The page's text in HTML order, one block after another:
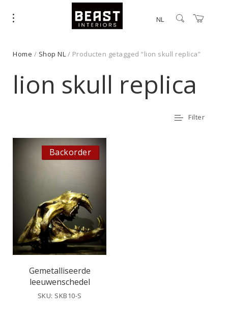
NL
Home / Shop NL / Producten getagged “lion skull replica”
lion skull replica
Filter
Backorder
Gemetalliseerde
leeuwenschedel
SKU: SKB10-S